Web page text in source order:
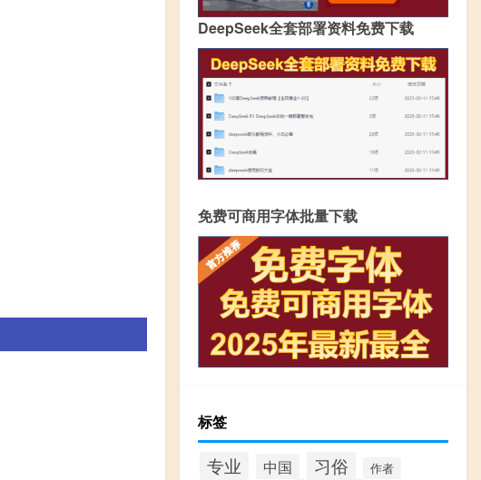
DeepSeek全套部署资料免费下载
免费可商用字体批量下载
标签
专业 中国 习俗 作者